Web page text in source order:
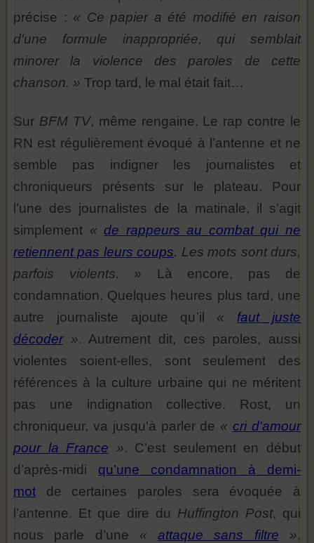
précise : « Ce papier a été modifié en raison
d'une formule inappropriée, qui semblait
minorer la violence des paroles de cette
chanson. » Trop tard, le mal était fait…
Sur BFM TV, même rengaine. Le rap contre le
RN est régulièrement évoqué à l’antenne et ne
semble pas indigner les journalistes et
chroniqueurs présents sur le plateau. Pour
l’une des journalistes de la matinale, il s’agit
simplement «de rappeurs au combat qui ne
retiennent pas leurs coups. Les mots sont durs,
parfois violents. » Là encore, pas de
condamnation. Quelques heures plus tard, une
autre journaliste ajoute qu’il « faut juste
décoder». Autrement dit, ces paroles, aussi
violentes soient-elles, sont seulement des
références à la culture urbaine qui ne méritent
pas une indignation collective. Rost, un
chroniqueur, va jusqu'à parler de «cri d'amour
pour la France ». C’est seulement en début
d’après-midi qu’une condamnation à demi-
mot de certaines paroles sera évoquée à
l’antenne. Et que dire du Huffington Post, qui
nous parle d’une «attaque sans filtre »,